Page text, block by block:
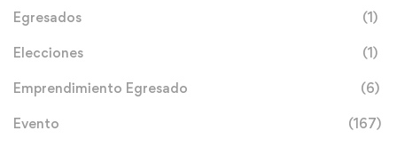
Egresados (1)
Elecciones (1)
Emprendimiento Egresado (6)
Evento (167)